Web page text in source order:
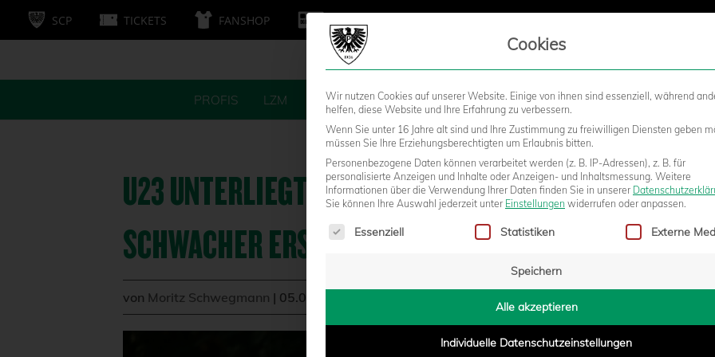
SCP TICKETS FANSHOP
PROFIS LZM FANS STADION BUSINESS KIDS
U23 UNTERLIEGT DEM ASC DORTMUND NACH
SCHWACHER ERSTER HÄLFTE
von Moritz Schwegmann | 05.09.2022 - 16:26
Cookies
Wir nutzen Cookies auf unserer Website. Einige von ihnen sind essenziell, während
helfen, diese Website und Ihre Erfahrung zu verbessern.
Wenn Sie unter 16 Jahre alt sind und Ihre Zustimmung zu freiwilligen Diensten geben
müssen Sie Ihre Erziehungsberechtigten um Erlaubnis bitten.
Personenbezogene Daten können verarbeitet werden (z. B. IP-Adressen), z. B. für
personalisierte Anzeigen und Inhalte oder Anzeigen- und Inhaltsmessung. Weitere
Informationen über die Verwendung Ihrer Daten finden Sie in unserer
Sie können Ihre Auswahl jederzeit unter Einstellungen widerrufen oder anpassen.
Es folgt eine Liste der Service-Gruppen, für die eine Einwilligung erteilt
Essenziell Statistiken Externe
Speichern
Alle akzeptieren
Individuelle Datenschutzeinstellungen